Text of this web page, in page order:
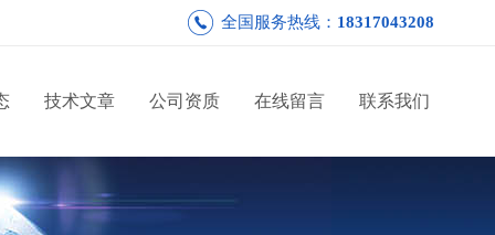
全国服务热线： 18317043208
技术文章 公司资质 在线留言 联系我们